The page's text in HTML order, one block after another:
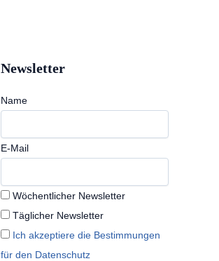
Newsletter
Name
E-Mail
Wöchentlicher Newsletter
Täglicher Newsletter
Ich akzeptiere die Bestimmungen
für den Datenschutz